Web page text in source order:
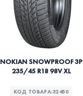
NOKIAN SNOWPROOF 3P
235/45 R18 98V XL
КОД ТОВАРА:32450